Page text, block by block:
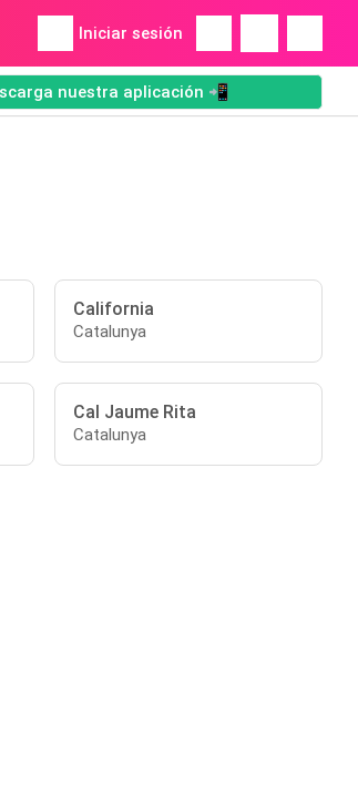
Iniciar sesión
nuestra aplicación 📲
California
Catalunya
Cal Jaume Rita
Catalunya